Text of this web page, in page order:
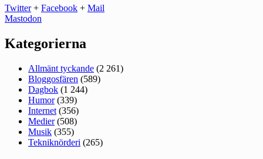
Twitter+ Facebook + Mail
Mastodon
Kategorierna
Allmänt tyckande (2 261)
Bloggosfären (589)
Dagbok (1 244)
Humor(339)
Internet (356)
Medier(508)
Musik (355)
Tekniknörderi (265)